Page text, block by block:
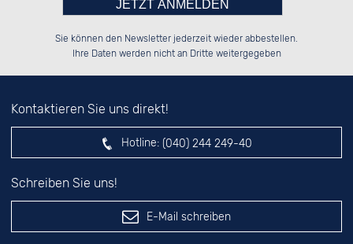
██░░░░░░░░████░░██░░██░░██░░██░░
██████░░░░░░██░░██████░░██████░░
██░░██░░░░░░██░░░░░░██░░██░░██░░
Bitte tragen Sie die Zahl in
das nebenstehende Feld ein.
Sie können den Newsletter jederzeit wieder abbestellen.
Ihre Daten werden nicht an Dritte weitergegeben
Kontaktieren Sie uns direkt!
Hotline: (040) 244 249-40
Schreiben Sie uns!
E-Mail schreiben